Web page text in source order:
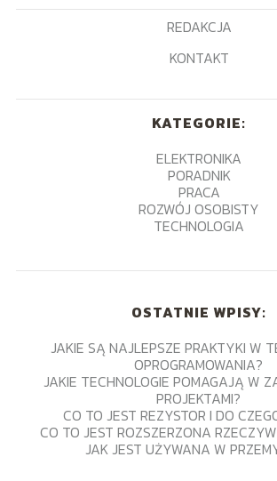
REDAKCJA
KONTAKT
KATEGORIE:
ELEKTRONIKA
PORADNIK
PRACA
ROZWÓJ OSOBISTY
TECHNOLOGIA
OSTATNIE WPISY:
JAKIE SĄ NAJLEPSZE PRAKTYKI W
OPROGRAMOWANIA?
JAKIE TECHNOLOGIE POMAGAJĄ W
PROJEKTAMI?
CO TO JEST REZYSTOR I DO
CO TO JEST ROZSZERZONA
JAK JEST UŻYWANA W